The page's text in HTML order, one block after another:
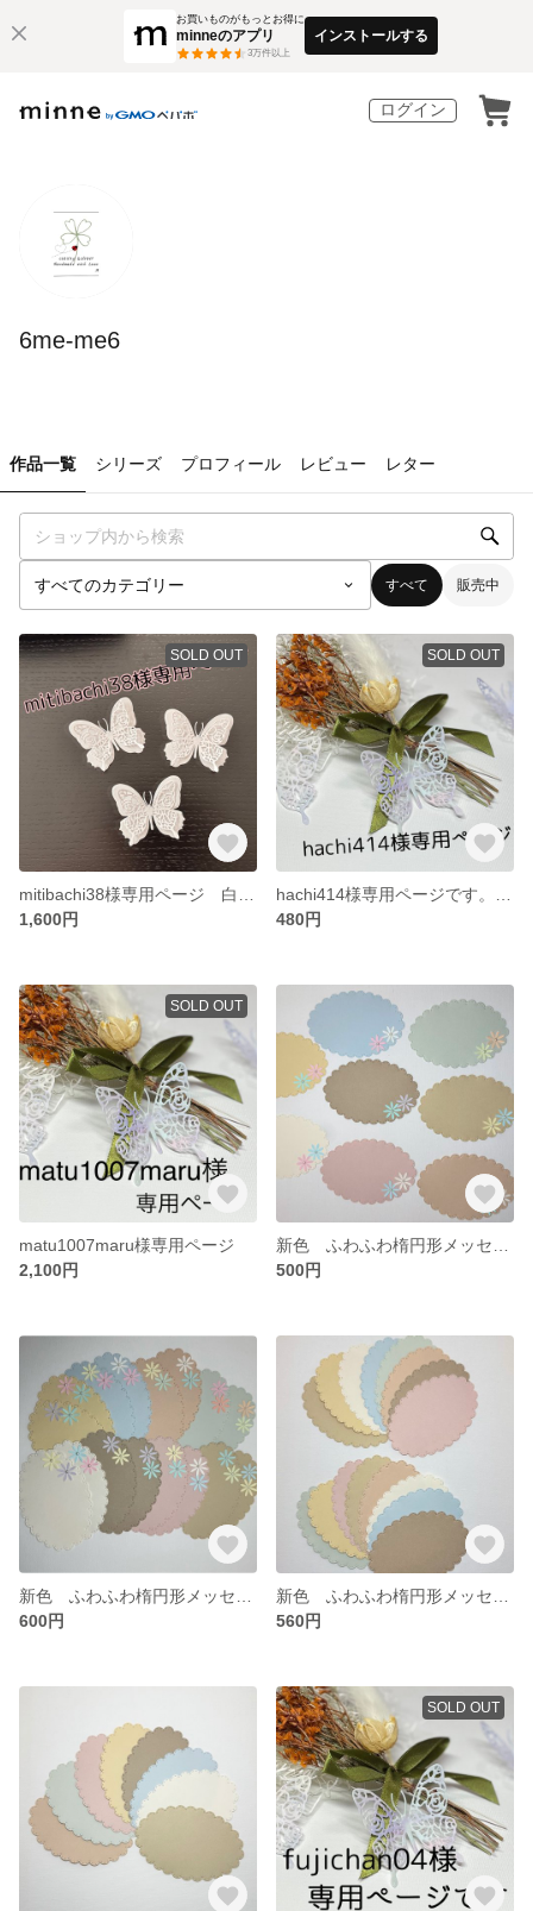
お買いものがもっとお得に
minneのアプリ
3万件以上
インストールする
ログイン
6me-me6
作品一覧 シリーズ プロフィール レビュー レター
すべて 販売中
SOLD OUT
1,600円
SOLD OUT
480円
SOLD OUT
matu1007maru様専用ページ
2,100円
500円
600円
560円
SOLD OUT